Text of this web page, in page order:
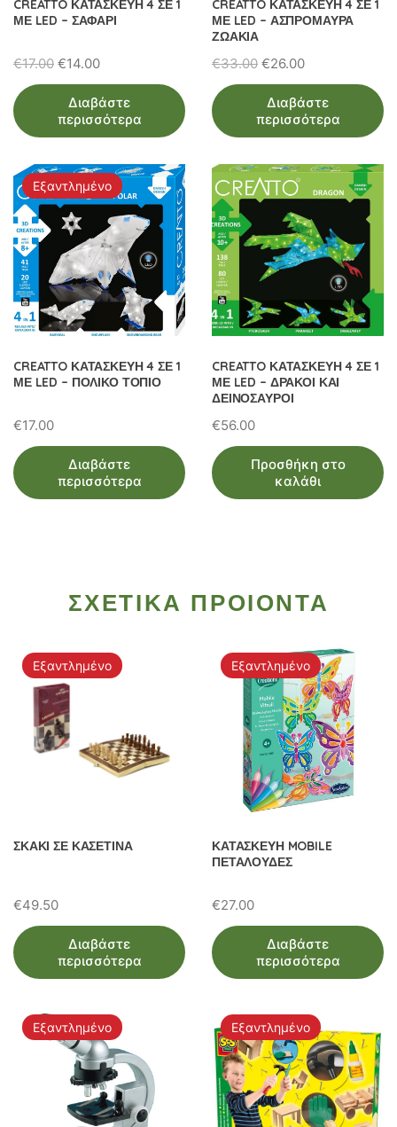
CREATTO ΚΑΤΑΣΚΕΥΗ 4 ΣΕ 1
ΜΕ LED – ΣΑΦΑΡΙ
€17.00 Original
price
was:
€17.00.
€14.00Η
τρέχουσα
τιμή
είναι:
Διαβάστε
περισσότερα
CREATTO ΚΑΤΑΣΚΕΥΗ 4 ΣΕ 1
ΜΕ LED – ΑΣΠΡΟΜΑΥΡΑ
ΖΩΑΚΙΑ
€33.00 Original
price
was:
€33.00.
€26.00Η
τρέχουσα
τιμή
είναι:
Διαβάστε
περισσότερα
Εξαντλημένο
CREATTO ΚΑΤΑΣΚΕΥΗ 4 ΣΕ 1
ΜΕ LED – ΠΟΛΙΚΟ ΤΟΠΙΟ
€17.00
Διαβάστε
περισσότερα
CREATTO ΚΑΤΑΣΚΕΥΗ 4 ΣΕ 1
ΜΕ LED – ΔΡΑΚΟΙ ΚΑΙ
ΔΕΙΝΟΣΑΥΡΟΙ
€56.00
Προσθήκη στο
καλάθι
ΣΧΕΤΙΚΑ ΠΡΟΙΟΝΤΑ
Εξαντλημένο
ΣΚΑΚΙ ΣΕ ΚΑΣΕΤΙΝΑ
€49.50
Διαβάστε
περισσότερα
Εξαντλημένο
ΚΑΤΑΣΚΕΥΗ MOBILE
ΠΕΤΑΛΟΥΔΕΣ
€27.00
Διαβάστε
περισσότερα
Εξαντλημένο Εξαντλημένο